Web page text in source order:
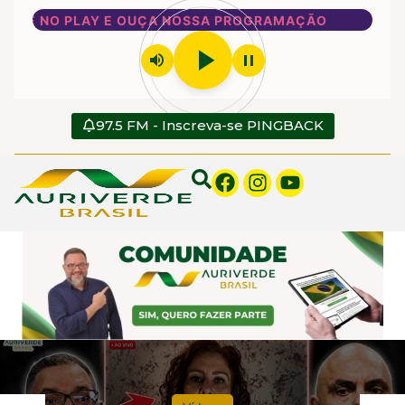
E OUÇA NOSSA PROGRAMAÇÃO
volume_up play_arrow pause
97.5 FM - Inscreva-se PINGBACK